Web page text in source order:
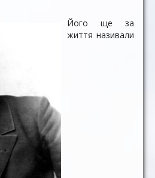
Його ще за
життя називали